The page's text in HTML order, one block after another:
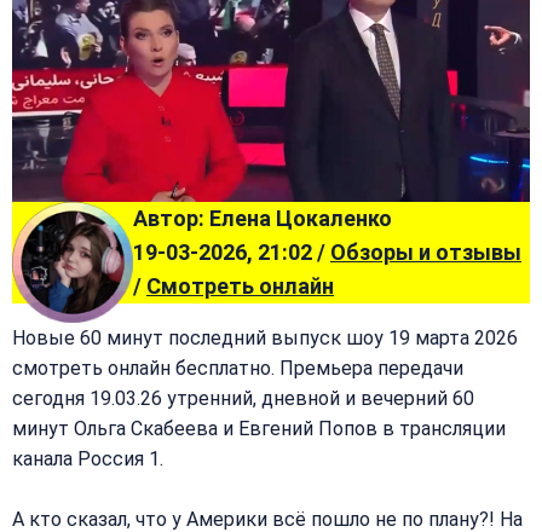
Автор: Елена Цокаленко
19-03-2026, 21:02 / Обзоры и отзывы
/ Смотреть онлайн
Новые 60 минут последний выпуск шоу 19 марта 2026
смотреть онлайн бесплатно. Премьера передачи
сегодня 19.03.26 утренний, дневной и вечерний 60
минут Ольга Скабеева и Евгений Попов в трансляции
канала Россия 1.
А кто сказал, что у Америки всё пошло не по плану?! На